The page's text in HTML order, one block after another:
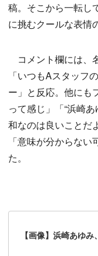
稿。そこから一転し
に挑むクールな表情
コメント欄には、
「いつもAスタッフ
ー」と反応。他にも
って感じ」「“浜崎
和なのは良いことだ
「意味が分からな
た。
【画像】浜崎あゆ